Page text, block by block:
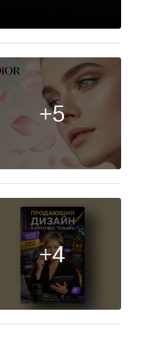
+5
+4